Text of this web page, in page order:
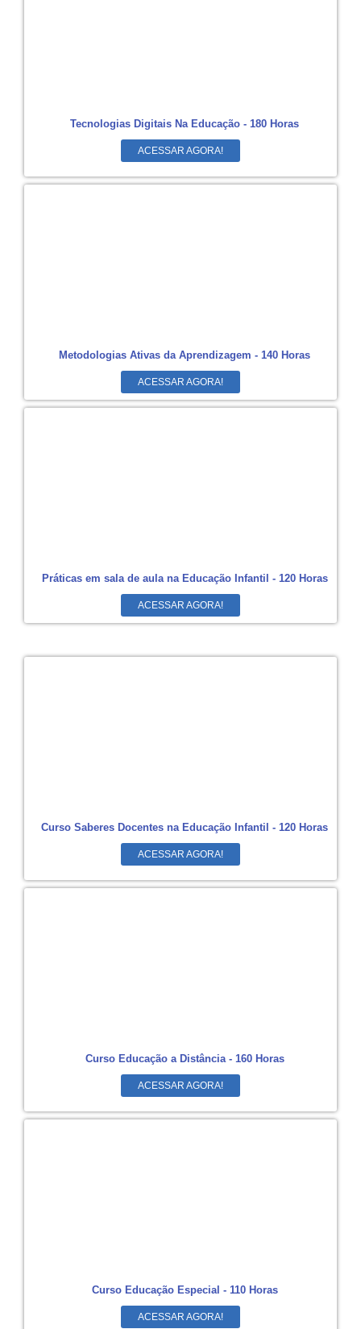
Tecnologias Digitais Na Educação - 180 Horas
ACESSAR AGORA!
Metodologias Ativas da Aprendizagem - 140 Horas
ACESSAR AGORA!
Práticas em sala de aula na Educação Infantil - 120 Horas
ACESSAR AGORA!
Curso Saberes Docentes na Educação Infantil - 120 Horas
ACESSAR AGORA!
Curso Educação a Distância - 160 Horas
ACESSAR AGORA!
Curso Educação Especial - 110 Horas
ACESSAR AGORA!